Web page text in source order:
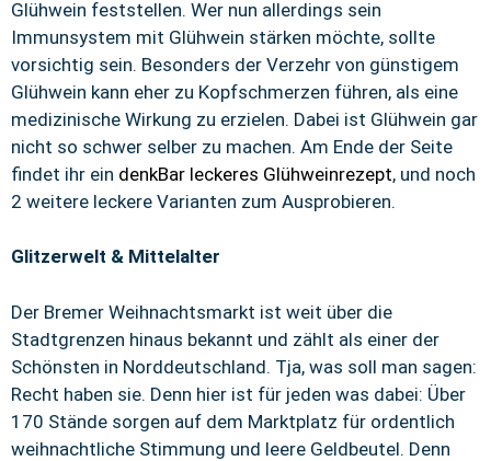
Glühwein feststellen. Wer nun allerdings sein
Immunsystem mit Glühwein stärken möchte, sollte
vorsichtig sein. Besonders der Verzehr von günstigem
Glühwein kann eher zu Kopfschmerzen führen, als eine
medizinische Wirkung zu erzielen. Dabei ist Glühwein gar
nicht so schwer selber zu machen. Am Ende der Seite
findet ihr ein denkBar leckeres Glühweinrezept, und noch
2 weitere leckere Varianten zum Ausprobieren.
Glitzerwelt & Mittelalter
Der Bremer Weihnachtsmarkt ist weit über die
Stadtgrenzen hinaus bekannt und zählt als einer der
Schönsten in Norddeutschland. Tja, was soll man sagen:
Recht haben sie. Denn hier ist für jeden was dabei: Über
170 Stände sorgen auf dem Marktplatz für ordentlich
weihnachtliche Stimmung und leere Geldbeutel. Denn